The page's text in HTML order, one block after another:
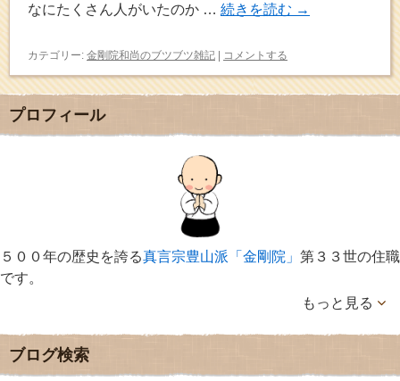
なにたくさん人がいたのか … 続きを読む →
カテゴリー: 金剛院和尚のブツブツ雑記 | コメントする
プロフィール
５００年の歴史を誇る真言宗豊山派「金剛院」 第３３世の住職
です。
もっと見る
ブログ検索